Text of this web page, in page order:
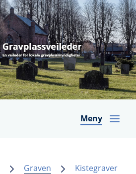
Meny
Graven Kistegraver